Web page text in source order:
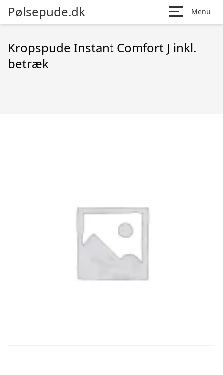
Pølsepude.dk Menu
Kropspude Instant Comfort J inkl.
betræk